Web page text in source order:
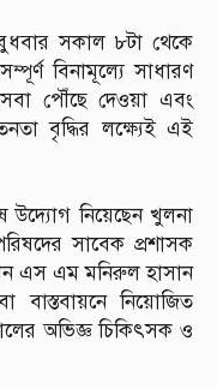
সকাল ৮টা থেকে
বিনামূল্যে সাধারণ
পৌঁছে দেওয়া এবং
বৃদ্ধির লক্ষ্যেই এই
উদ্যোগ নিয়েছেন খুলনা
সাবেক প্রশাসক
এস এম মনিরুল হাসান
বাস্তবায়নে নিয়োজিত
অভিজ্ঞ চিকিৎসক ও